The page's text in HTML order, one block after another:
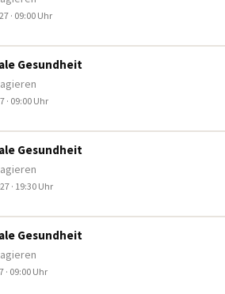
· 09:00 Uhr
Gesundheit
· 09:00 Uhr
Gesundheit
· 19:30 Uhr
Gesundheit
· 09:00 Uhr